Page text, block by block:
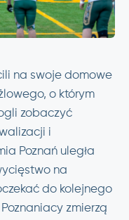
na swoje domowe
o którym
zobaczyć
i
Poznań uległa
na
do kolejnego
zmierzą